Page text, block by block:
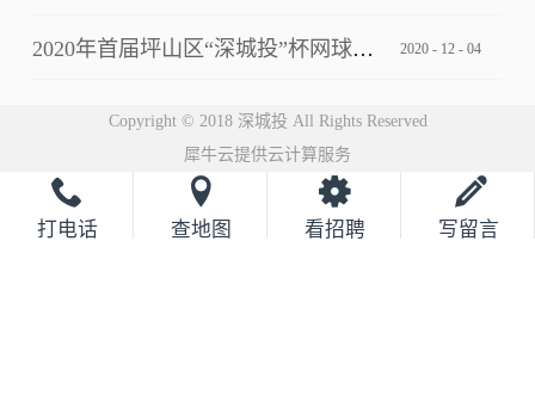
2020年首届坪山区“深城投”杯网球邀请赛完美落幕 2020 - 12 - 04
Copyright © 2018 深城投 All Rights Reserved
犀牛云提供云计算服务
打电话 查地图 看招聘 写留言